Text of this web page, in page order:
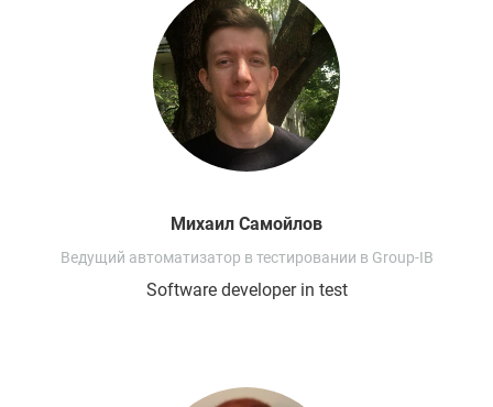
Михаил Самойлов
Ведущий автоматизатор в тестировании в Group-IB
Software developer in test